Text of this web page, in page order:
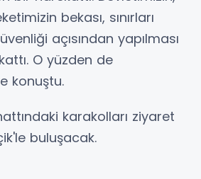
bekası, sınırları
açısından yapılması
O yüzden de
konuştu.
karakolları ziyaret
buluşacak.